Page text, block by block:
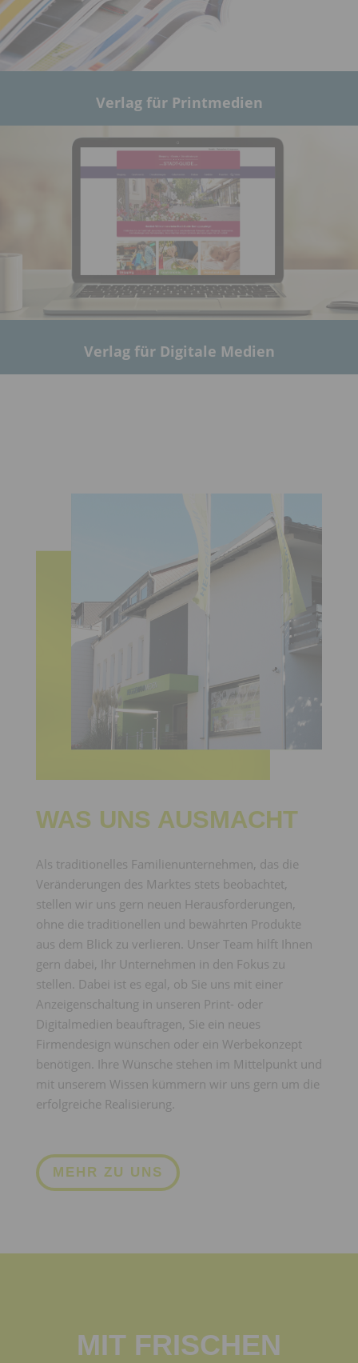
Verlag für Printmedien
Verlag für Digitale Medien
WAS UNS AUSMACHT
Als traditionelles Familienunternehmen, das die
Veränderungen des Marktes stets beobachtet,
stellen wir uns gern neuen Herausforderungen,
ohne die traditionellen und bewährten Produkte
aus dem Blick zu verlieren. Unser Team hilft Ihnen
gern dabei, Ihr Unternehmen in den Fokus zu
stellen. Dabei ist es egal, ob Sie uns mit einer
Anzeigenschaltung in unseren Print- oder
Digitalmedien beauftragen, Sie ein neues
Firmendesign wünschen oder ein Werbekonzept
benötigen. Ihre Wünsche stehen im Mittelpunkt und
mit unserem Wissen kümmern wir uns gern um die
erfolgreiche Realisierung.
MEHR ZU UNS
MIT FRISCHEN